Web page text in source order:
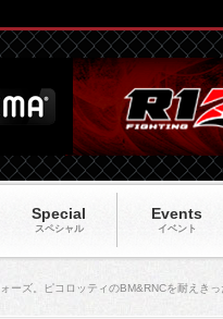
Special
スペシャル
Events
イベント
ーズ。ピコロッティのBM&RNCを耐えき